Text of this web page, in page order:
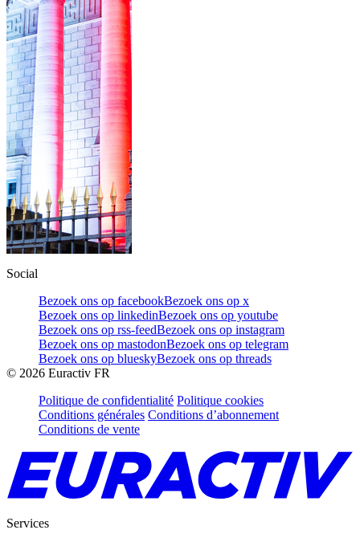
Social
Bezoek ons op facebookBezoek ons op x
Bezoek ons op linkedinBezoek ons op youtube
Bezoek ons op rss-feedBezoek ons op instagram
Bezoek ons op mastodonBezoek ons op telegram
Bezoek ons op blueskyBezoek ons op threads
© 2026 Euractiv FR
Politique de confidentialité Politique cookies
Conditions générales Conditions d’abonnement
Conditions de vente
Services